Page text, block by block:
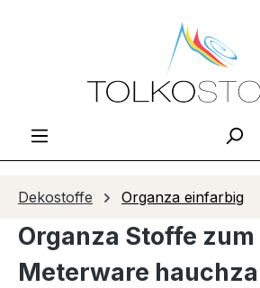
Zum Hauptinhalt springen
Dekostoffe Organza einfarbig
Organza Stoffe zum
Meterware